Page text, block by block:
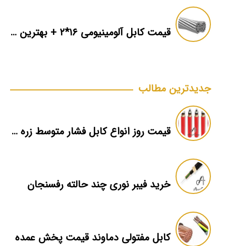
قیمت کابل آلومینیومی ۱۶*۲ + بهترین برند بازار + اطلاعات فنی
جدیدترین مطالب
قیمت روز انواع کابل فشار متوسط زره دار
خرید فیبر نوری چند حالته رفسنجان
کابل مفتولی دماوند قیمت پخش عمده